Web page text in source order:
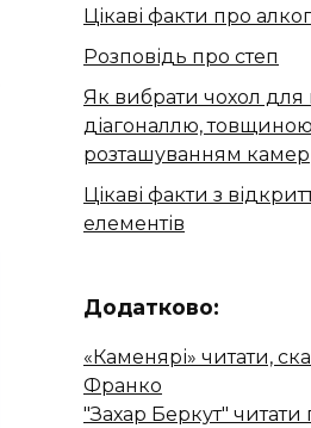
Цікаві факти про
Розповідь про степ
Як вибрати чохол для
діагоналлю, товщиною
розташуванням камер
Цікаві факти з
елементів
Додатково:
«Каменярі» читати,
Франко
"Захар Беркут" читати